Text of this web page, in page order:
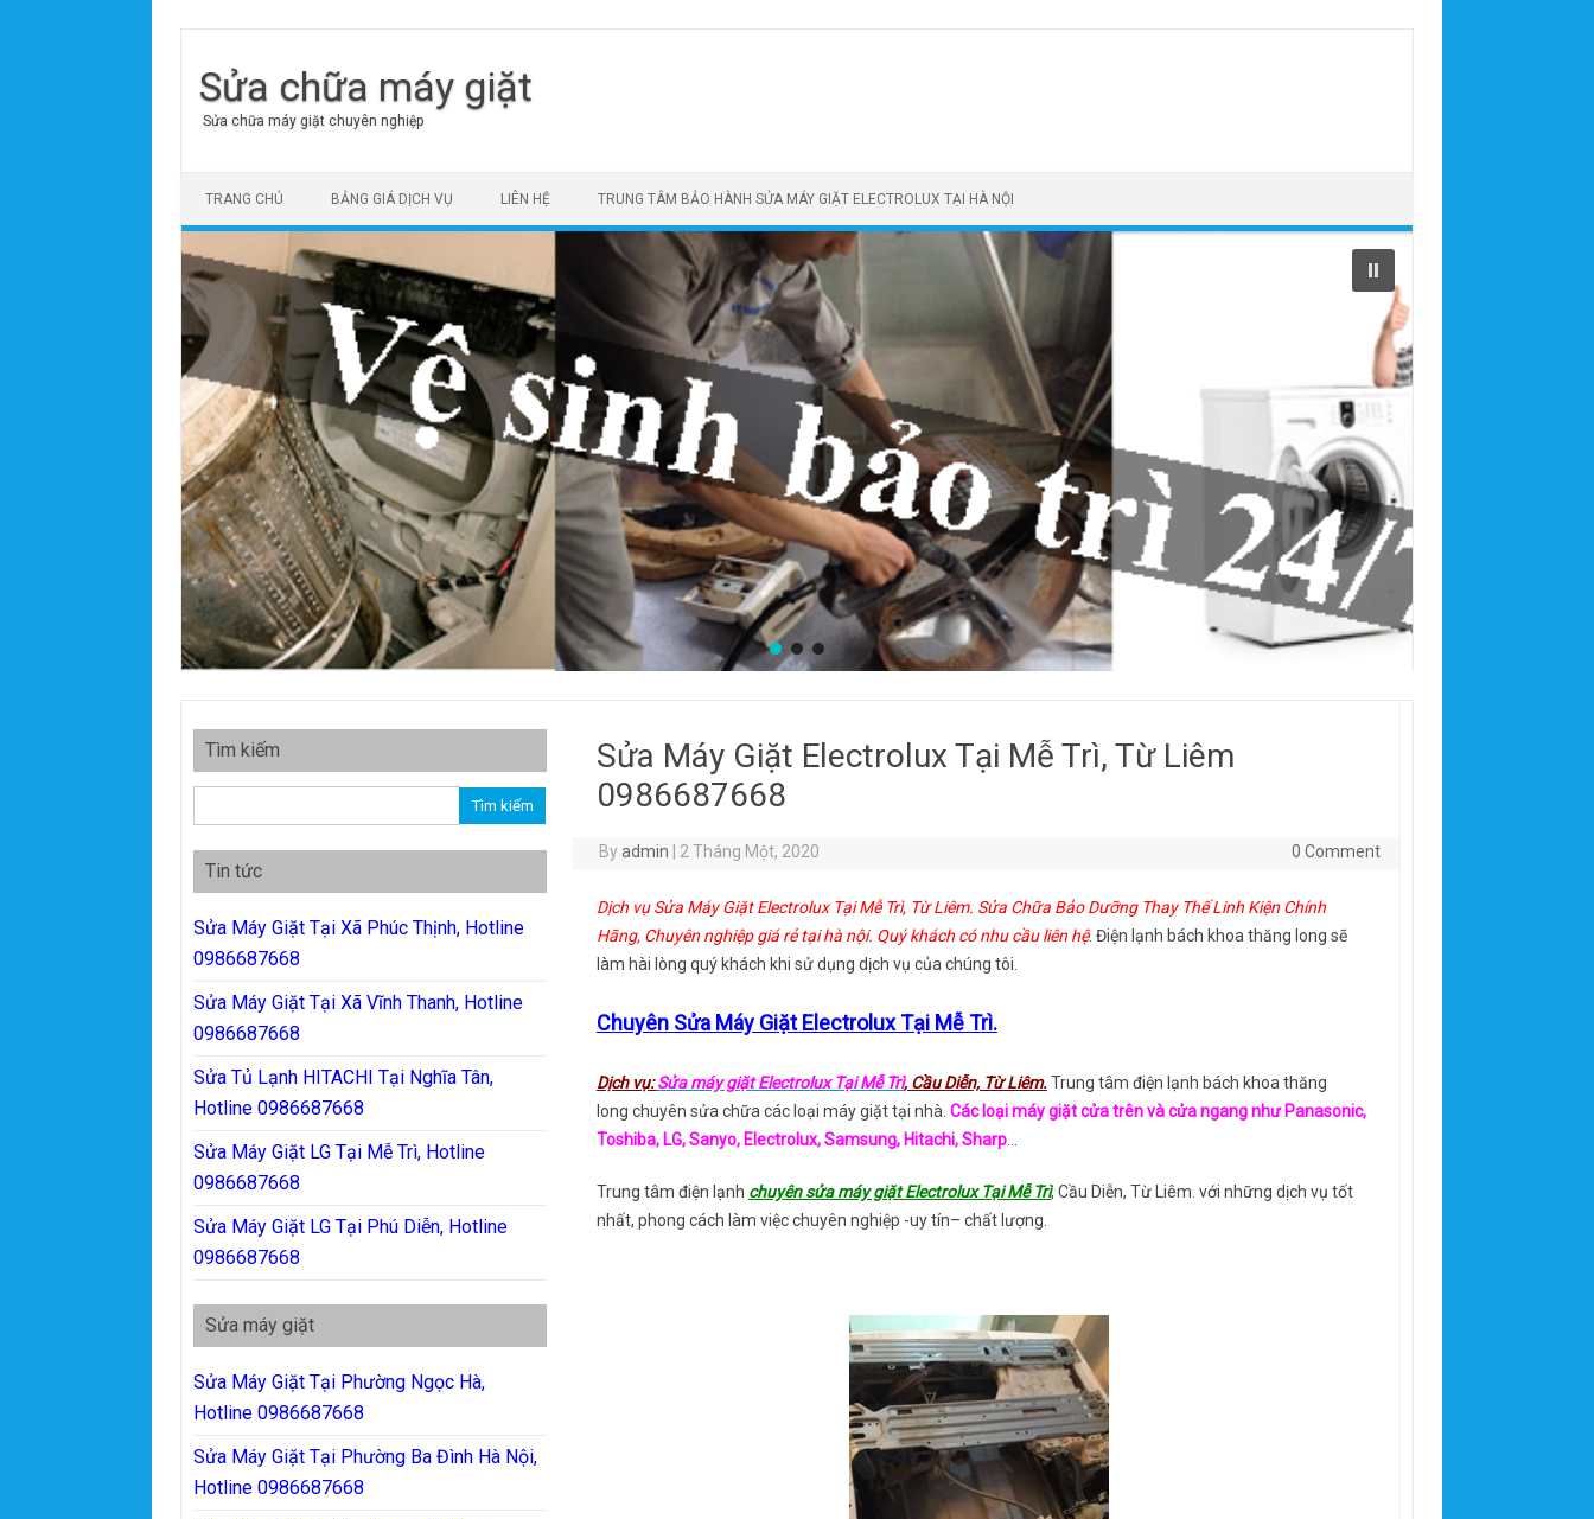
Sửa chữa máy giặt
Sửa chữa máy giặt chuyên nghiệp
TRANG CHỦ BẢNG GIÁ DỊCH VỤ LIÊN HỆ TRUNG TÂM BẢO HÀNH SỬA MÁY GIẶT ELECTROLUX TẠI HÀ NỘI
Sửa Máy Giặt Electrolux Tại Mễ Trì, Từ Liêm
0986687668
Byadmin 2 Tháng Một, 2020 0 Comment
Dịch vụ Sửa Máy Giặt Electrolux Tại Mễ Trì, Từ Liêm. Sửa Chữa Bảo Dưỡng Thay Thế Linh Kiện Chính
Hãng, Chuyên nghiệp giá rẻ tại hà nội. Quý khách có nhu cầu liên hệ. Điện lạnh bách khoa thăng long sẽ
làm hài lòng quý khách khi sử dụng dịch vụ của chúng tôi.
Chuyên Sửa Máy Giặt Electrolux Tại Mễ Trì.
Dịch vụ:Sửa máy giặt Electrolux Tại Mễ Trì, Cầu Diễn, Từ Liêm.Trung tâm điện lạnh bách khoa thăng
long chuyên sửa chữa các loại máy giặt tại nhà. Các loại máy giặt cửa trên và cửa ngang như Panasonic,
Toshiba, LG, Sanyo, Electrolux, Samsung, Hitachi, Sharp…
Trung tâm điện lạnh chuyên sửa máy giặt Electrolux Tại Mễ Trì, Cầu Diễn, Từ Liêm. với những dịch vụ tốt
nhất, phong cách làm việc chuyên nghiệp -uy tín– chất lượng.
Tìm kiếm
Tin tức
Sửa Máy Giặt Tại Xã Phúc Thịnh, Hotline
0986687668
Sửa Máy Giặt Tại Xã Vĩnh Thanh, Hotline
0986687668
Sửa Tủ Lạnh HITACHI Tại Nghĩa Tân,
Hotline 0986687668
Sửa Máy Giặt LG Tại Mễ Trì, Hotline
0986687668
Sửa Máy Giặt LG Tại Phú Diễn, Hotline
0986687668
Sửa máy giặt
Sửa Máy Giặt Tại Phường Ngọc Hà,
Hotline 0986687668
Sửa Máy Giặt Tại Phường Ba Đình Hà Nội,
Hotline 0986687668